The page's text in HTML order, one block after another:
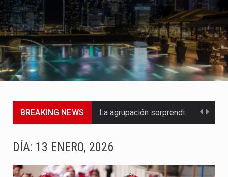
BREAKING NEWS La agrupación sorprendió a los pasajeros de Circular Sur con…
DÍA: 13 ENERO, 2026